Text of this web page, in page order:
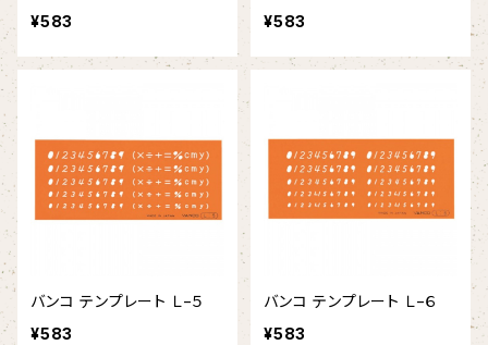
¥583
¥583
バンコ テンプレート Ｌ−５
¥583
バンコ テンプレート Ｌ−６
¥583